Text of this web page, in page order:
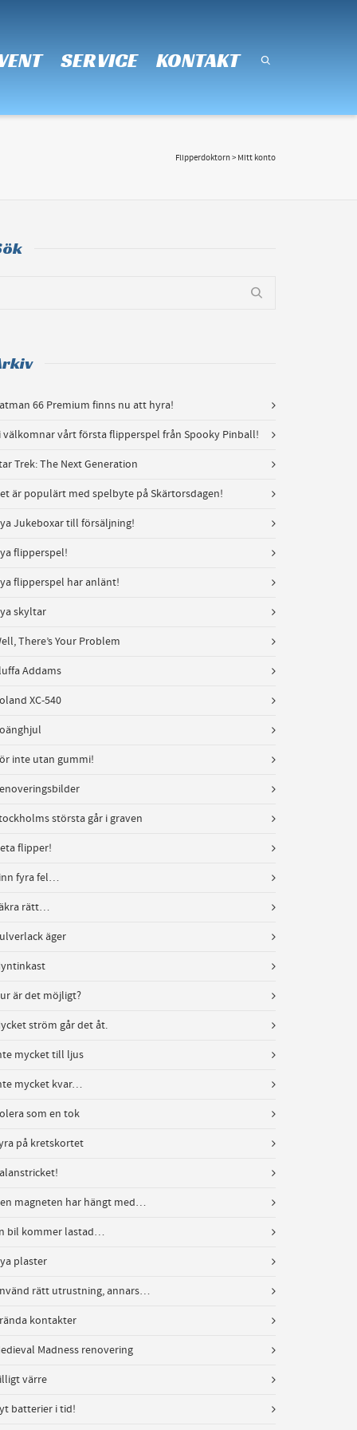
SERVICE KONTAKT
Flipperdoktorn> Mitt konto
66 Premium finns nu att hyra!
välkomnar vårt första flipperspel från Spooky Pinball!
Trek: The Next Generation
är populärt med spelbyte på Skärtorsdagen!
Jukeboxar till försäljning!
flipperspel!
flipperspel har anlänt!
skyltar
There’s Your Problem
Addams
XC-540
inte utan gummi!
största går i graven
flipper!
fyra fel…
rätt…
äger
är det möjligt?
ström går det åt.
mycket till ljus
mycket kvar…
som en tok
på kretskortet
magneten har hängt med…
bil kommer lastad…
plaster
rätt utrustning, annars…
kontakter
Madness renovering
värre
batterier i tid!